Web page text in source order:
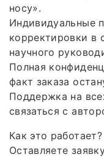
носу».
Индивидуальные
корректировки в
научного
Полная
факт заказа
Поддержка на
связаться с
Как это работает?
Оставляете